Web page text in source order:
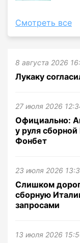
Смотреть все
8 августа 2026
Лукаку
27 июля 2026
Официально:
у руля
Фонбет
23 июля 2026
Слишком
сборную
запросами
13 июля 2026